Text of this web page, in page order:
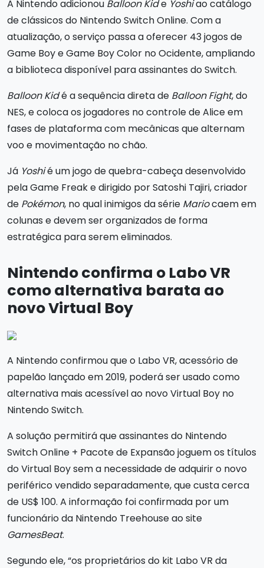
A Nintendo adicionou Balloon Kide Yoshiao catálogo
de clássicos do Nintendo Switch Online. Com a
atualização, o serviço passa a oferecer 43 jogos de
Game Boy e Game Boy Color no Ocidente, ampliando
a biblioteca disponível para assinantes do Switch.
Balloon Kidé a sequência direta de Balloon Fight, do
NES, e coloca os jogadores no controle de Alice em
fases de plataforma com mecânicas que alternam
voo e movimentação no chão.
Já Yoshié um jogo de quebra-cabeça desenvolvido
pela Game Freak e dirigido por Satoshi Tajiri, criador
de Pokémon, no qual inimigos da série Mariocaem em
colunas e devem ser organizados de forma
estratégica para serem eliminados.
Nintendo confirma o Labo VR
como alternativa barata ao
novo Virtual Boy
A Nintendo confirmou que o Labo VR, acessório de
papelão lançado em 2019, poderá ser usado como
alternativa mais acessível ao novo Virtual Boy no
Nintendo Switch.
A solução permitirá que assinantes do Nintendo
Switch Online + Pacote de Expansão joguem os títulos
do Virtual Boy sem a necessidade de adquirir o novo
periférico vendido separadamente, que custa cerca
de US$ 100. A informação foi confirmada por um
funcionário da Nintendo Treehouse ao site
GamesBeat.
Segundo ele, “os proprietários do kit Labo VR da